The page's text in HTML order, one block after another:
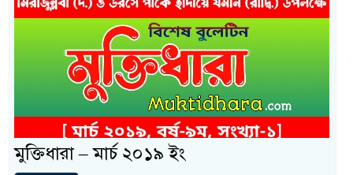
মুক্তিধারা – মার্চ ২০১৯ ইং